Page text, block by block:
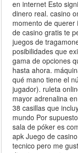
en internet Esto
dinero real. casino
momento de querer
de casino gratis te
juegos de
posibilidades que
gama de opciones
hasta ahora.
qué mano tiene el
jugador). ruleta
mayor adrenalina
38 casillas que
mundo Por
sala de póker es
apk Juego de
tecnico pero me